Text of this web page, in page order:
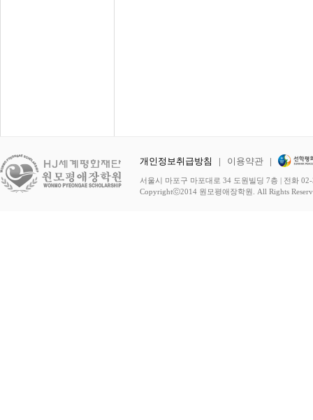
개인정보취급방침 | 이용약관 |
서울시 마포구 마포대로 34 도원빌딩 7층 | 전화
Copyrightⓒ2014 원모평애장학원. All Rights